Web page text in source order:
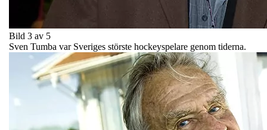
Bild 3 av 5
Sven Tumba var Sveriges störste hockeyspelare genom tiderna.